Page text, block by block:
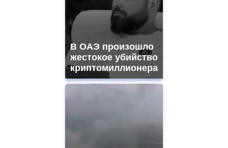
В ОАЭ произошло
жестокое убийство
криптомиллионера